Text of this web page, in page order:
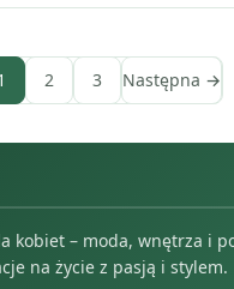
2 3 Następna →
kobiet – moda, wnętrza i
na życie z pasją i stylem.